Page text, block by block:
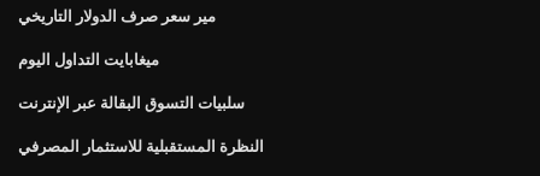
مير سعر صرف الدولار التاريخي
ميغابايت التداول اليوم
سلبيات التسوق البقالة عبر الإنترنت
النظرة المستقبلية للاستثمار المصرفي